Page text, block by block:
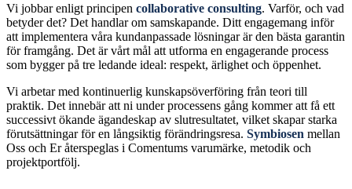
Vi jobbar enligt principen collaborative consulting. Varför, och vad
betyder det? Det handlar om samskapande. Ditt engagemang inför
att implementera våra kundanpassade lösningar är den bästa garantin
för framgång. Det är vårt mål att utforma en engagerande process
som bygger på tre ledande ideal: respekt, ärlighet och öppenhet.
Vi arbetar med kontinuerlig kunskapsöverföring från teori till
praktik. Det innebär att ni under processens gång kommer att få ett
successivt ökande ägandeskap av slutresultatet, vilket skapar starka
förutsättningar för en långsiktig förändringsresa. Symbiosen mellan
Oss och Er återspeglas i Comentums varumärke, metodik och
projektportfölj.